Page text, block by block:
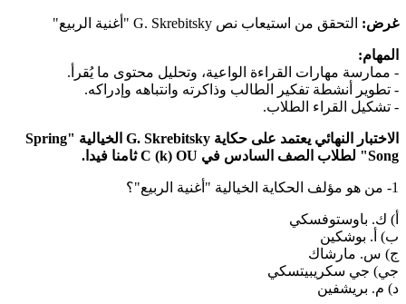
غرض: التحقق من استيعاب نص G. Skrebitsky "أغنية الربيع"
المهام:
- ممارسة مهارات القراءة الواعية، وتحليل محتوى ما يُقرأ.
- تطوير أنشطة تفكير الطالب وذاكرته وانتباهه وإدراكه.
- تشكيل القراء الطلاب.
الاختبار النهائي يعتمد على حكاية G. Skrebitsky الخيالية "Spring
Song" لطلاب الصف السادس في C (k) OU
ثامنا فيدا.
1- من هو مؤلف الحكاية الخيالية "أغنية الربيع"؟
أ) ك. باوستوفسكي
ب) أ. بوشكين
ج) س. مارشاك
جي) جي سكريبيتسكي
د) م. بريشفين